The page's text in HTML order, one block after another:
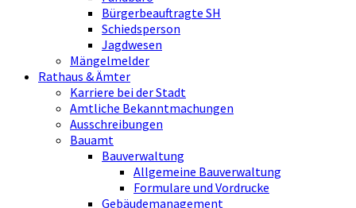
Bürgerbeauftragte SH
Schiedsperson
Jagdwesen
Mängelmelder
Rathaus & Ämter
Karriere bei der Stadt
Amtliche Bekanntmachungen
Ausschreibungen
Bauamt
Bauverwaltung
Allgemeine Bauverwaltung
Formulare und Vordrucke
Gebäudemanagement